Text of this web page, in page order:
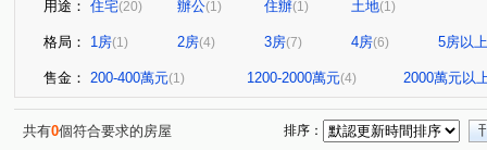
用途： 住宅(20) 辦公(1) 住辦(1) 土地(1)
格局： 1房(1) 2房(4) 3房(7) 4房(6) 5房以上
售金： 200-400萬元(1) 1200-2000萬元(4) 2000萬元以
共有0個符合要求的房屋 排序：